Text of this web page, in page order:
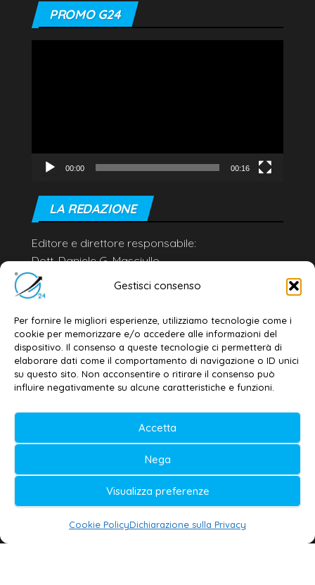
Gestisci consenso
Per fornire le migliori esperienze, utilizziamo tecnologie come i
cookie per memorizzare e/o accedere alle informazioni del
dispositivo. Il consenso a queste tecnologie ci permetterà di
elaborare dati come il comportamento di navigazione o ID unici
su questo sito. Non acconsentire o ritirare il consenso può
influire negativamente su alcune caratteristiche e funzioni.
Accetta
Nega
Visualizza preferenze
Cookie PolicyDichiarazione sulla Privacy
PROMO G24
00:00 00:16
LA REDAZIONE
Editore e direttore responsabile:
Dott. Daniele G. Masciullo
Email:
redazione@galatina24.it
Privacy policy–Cookie policy
© 2020-2026 | Galatina24 ®
Testata iscritta al n. 11/2020 Registro della
Stampa Tribunale di Lecce
Editore e direttore responsabile:
Daniele G. Masciullo
Galatina24 è marchio registrato dal Ministero
delle Imprese